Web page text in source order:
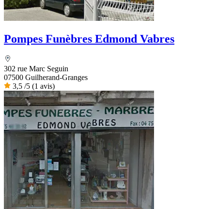
Pompes Funèbres Edmond Vabres
302 rue Marc Seguin
07500 Guilherand-Granges
3,5 /5 (1 avis)